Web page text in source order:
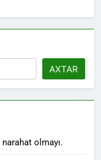
AXTAR
olmayı.